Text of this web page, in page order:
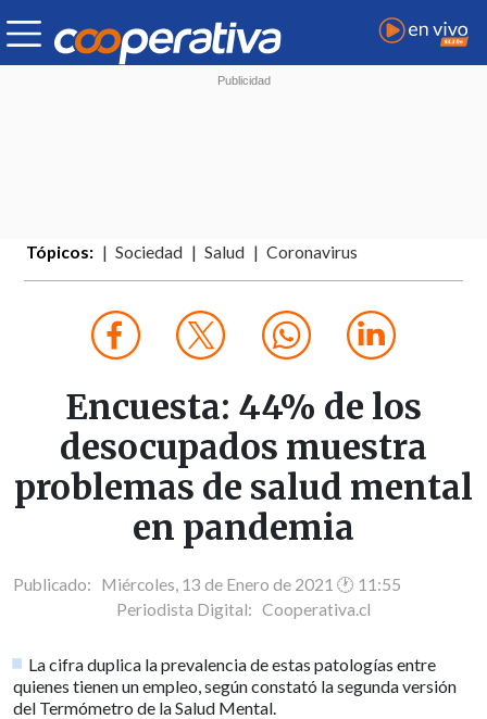
Tópicos: Sociedad Salud Coronavirus
Encuesta: 44% de los
desocupados muestra
problemas de salud mental
en pandemia
Publicado: Miércoles, 13 de Enero de 2021 🕐 11:55
Periodista Digital: Cooperativa.cl
La cifra duplica la prevalencia de estas patologías entre
quienes tienen un empleo, según constató la segunda versión
del Termómetro de la Salud Mental.